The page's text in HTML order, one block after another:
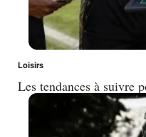
Loisirs
Les tendances à suivre